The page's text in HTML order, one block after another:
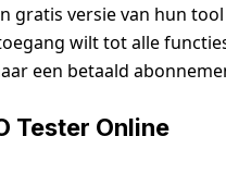
gratis versie van hun
wilt tot alle
een betaald
Tester Online